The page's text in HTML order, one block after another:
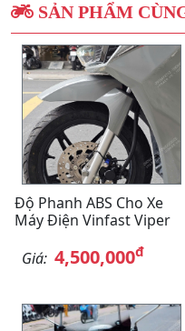
SẢN PHẨM
Độ Phanh ABS Cho Xe
Máy Điện Vinfast Viper
Giá: 4,500,000đ